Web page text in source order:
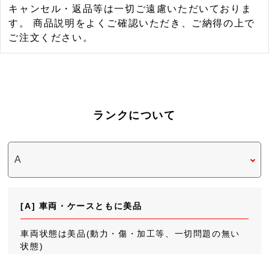
キャンセル・返品等は一切ご遠慮いただいておりま
す。 商品説明をよくご確認いただき、ご納得の上で
ご注文ください。
ランクについて
[A] 車両・ケースともに美品
車両状態は美品(動力・傷・加工等、一切問題の無い
状態)